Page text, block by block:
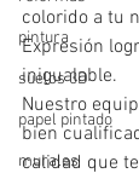
pintura
suelos 3D
papel pintado
murales
colorido a tu
Expresión
inigualable.
Nuestro
bien
calidad que